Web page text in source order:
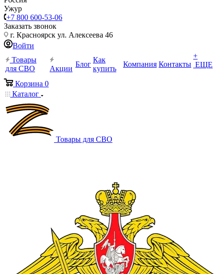
Ужур
+7 800 600-53-06
Заказать звонок
г. Красноярск ул. Алексеева 46
Войти
Товары
для СВО
Акции
Блог
Как
купить
Компания Контакты
+
ЕЩЕ
Корзина 0
Каталог
Товары для СВО